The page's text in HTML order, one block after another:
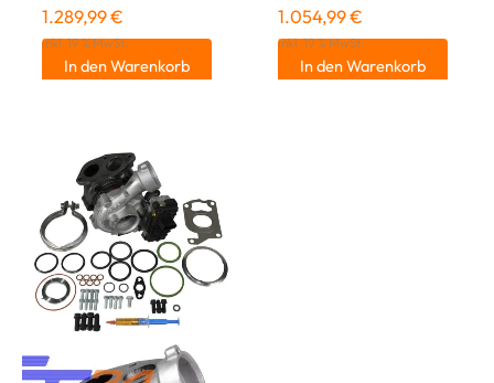
1.289,99€
inkl. 19 % MwSt.
In den Warenkorb
1.054,99€
inkl. 19 % MwSt.
In den Warenkorb